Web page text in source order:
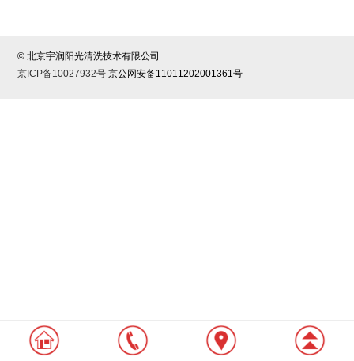
© 北京宇润阳光清洗技术有限公司
京ICP备10027932号 京公网安备11011202001361号